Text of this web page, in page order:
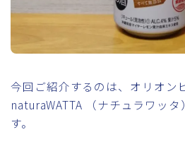
今回ご紹介するのは、オリオン
naturaWATTA （ナチュラワッ
す。